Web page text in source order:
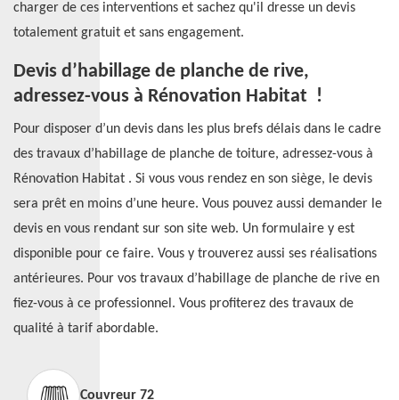
charger de ces interventions et sachez qu'il dresse un devis
totalement gratuit et sans engagement.
Devis d’habillage de planche de rive,
adressez-vous à Rénovation Habitat !
Pour disposer d’un devis dans les plus brefs délais dans le cadre
des travaux d’habillage de planche de toiture, adressez-vous à
Rénovation Habitat . Si vous vous rendez en son siège, le devis
sera prêt en moins d’une heure. Vous pouvez aussi demander le
devis en vous rendant sur son site web. Un formulaire y est
disponible pour ce faire. Vous y trouverez aussi ses réalisations
antérieures. Pour vos travaux d’habillage de planche de rive en
fiez-vous à ce professionnel. Vous profiterez des travaux de
qualité à tarif abordable.
Couvreur 72